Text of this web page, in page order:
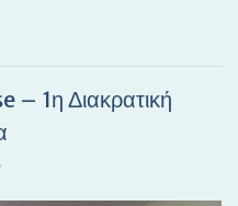
1η Διακρατική